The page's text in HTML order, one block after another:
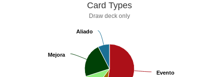
Card Types
Draw deck only
Evento
Evento
Mejora
Mejora
Aliado
Aliado